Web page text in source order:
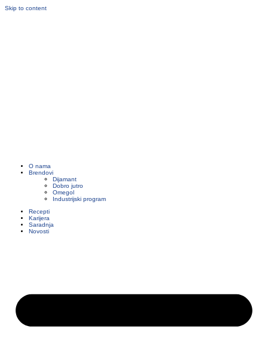
Skip to content
O nama
Brendovi
Dijamant
Dobro jutro
Omegol
Industrijski program
Recepti
Karijera
Saradnja
Novosti